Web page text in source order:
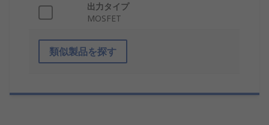
出力タイプ
MOSFET
類似製品を探す